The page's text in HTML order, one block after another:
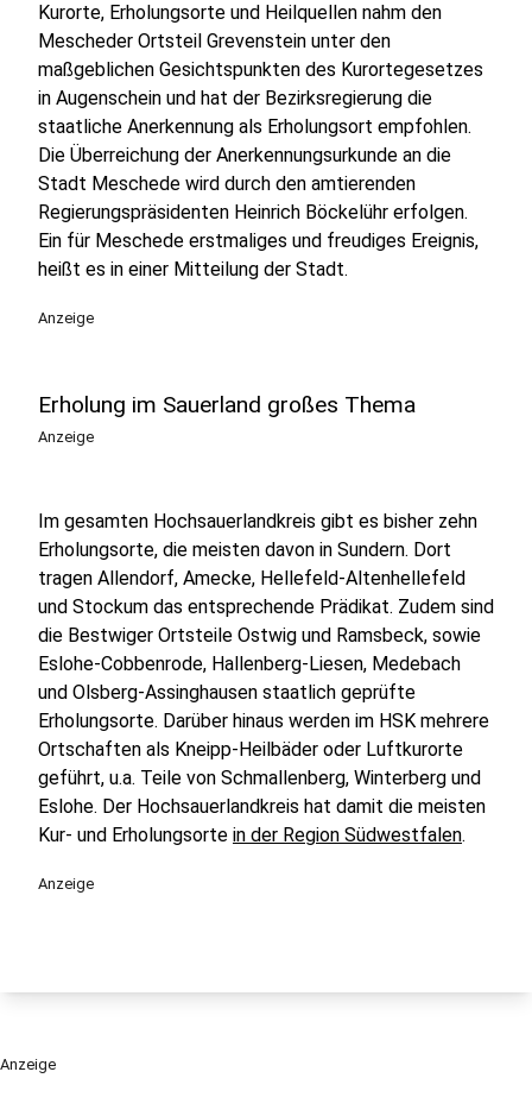
Kurorte, Erholungsorte und Heilquellen nahm den
Mescheder Ortsteil Grevenstein unter den
maßgeblichen Gesichtspunkten des Kurortegesetzes
in Augenschein und hat der Bezirksregierung die
staatliche Anerkennung als Erholungsort empfohlen.
Die Überreichung der Anerkennungsurkunde an die
Stadt Meschede wird durch den amtierenden
Regierungspräsidenten Heinrich Böckelühr erfolgen.
Ein für Meschede erstmaliges und freudiges Ereignis,
heißt es in einer Mitteilung der Stadt.
Anzeige
Erholung im Sauerland großes Thema
Anzeige
Im gesamten Hochsauerlandkreis gibt es bisher zehn
Erholungsorte, die meisten davon in Sundern. Dort
tragen Allendorf, Amecke, Hellefeld-Altenhellefeld
und Stockum das entsprechende Prädikat. Zudem sind
die Bestwiger Ortsteile Ostwig und Ramsbeck, sowie
Eslohe-Cobbenrode, Hallenberg-Liesen, Medebach
und Olsberg-Assinghausen staatlich geprüfte
Erholungsorte. Darüber hinaus werden im HSK mehrere
Ortschaften als Kneipp-Heilbäder oder Luftkurorte
geführt, u.a. Teile von Schmallenberg, Winterberg und
Eslohe. Der Hochsauerlandkreis hat damit die meisten
Kur- und Erholungsorte in der Region Südwestfalen.
Anzeige
Anzeige